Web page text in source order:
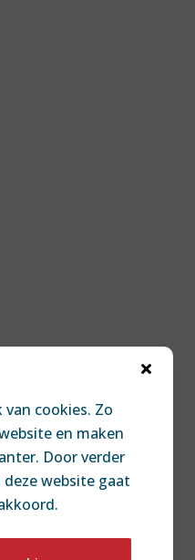

van cookies. Zo
en maken
Door verder
website gaat